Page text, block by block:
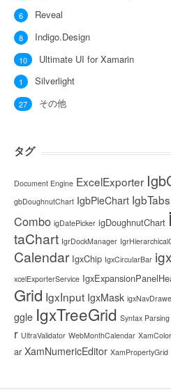
Reveal
6
Indigo.Design
8
Ultimate UI for Xamarin
10
Silverlight
1
その他
27
タグ
Document Engine ExcelExporter
gbDoughnutChart IgbPieChart IgbTabs
Combo igDatePicker igDoughnutChart
taChart IgrDockManager
Calendar IgxChip IgxCircularBar
xcelExporterService
Grid IgxInput IgxMask
ggle IgxTreeGrid Syntax
r UltraValidator WebMonthCalendar
ar XamNumericEditor XamPropertyGrid